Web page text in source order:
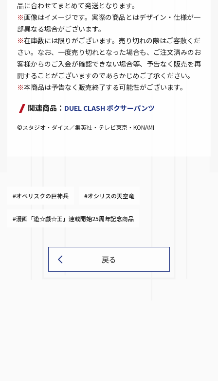
品に合わせてまとめて発送となります。
※画像はイメージです。実際の商品とはデザイン・仕様が一
部異なる場合がございます。
※在庫数には限りがございます。売り切れの際はご容赦くだ
さい。なお、一度売り切れとなった場合も、ご注文済みのお
客様からのご入金が確認できない場合等、予告なく販売を再
開することがございますのであらかじめご了承ください。
※本商品は予告なく販売終了する可能性がございます。
関連商品： DUEL CLASH ボクサーパンツ
©スタジオ・ダイス／集英社・テレビ東京・KONAMI
#オベリスクの巨神兵 #オシリスの天空竜
#漫画「遊☆戯☆王」連載開始25周年記念商品
戻る